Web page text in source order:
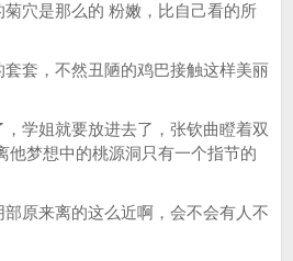
穴是那么的 粉嫩，比自己看的所
套，不然丑陋的鸡巴接触这样美丽
姐就要放进去了，张钦曲瞪着双
他梦想中的桃源洞只有一个指节的
原来离的这么近啊，会不会有人不